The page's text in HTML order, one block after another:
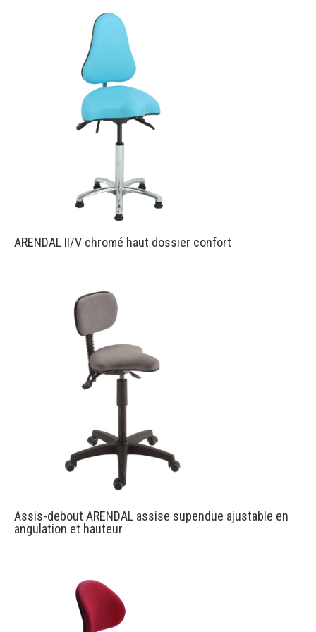
ARENDAL II/V chromé haut dossier confort
Assis-debout ARENDAL assise supendue ajustable en
angulation et hauteur